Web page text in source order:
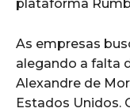
plataforma
As empresas
alegando a falta
Alexandre de
Estados Unidos.